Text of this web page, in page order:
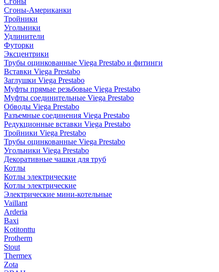
Сгоны-Американки
Тройники
Угольники
Удлинители
Футорки
Эксцентрики
Трубы оцинкованные Viega Prestabo и фитинги
Вставки Viega Prestabo
Заглушки Viega Prestabo
Муфты прямые резьбовые Viega Prestabo
Муфты соединительные Viega Prestabo
Обводы Viega Prestabo
Разъемные соединения Viega Prestabo
Редукционные вставки Viega Prestabo
Тройники Viega Prestabo
Трубы оцинкованные Viega Prestabo
Угольники Viega Prestabo
Декоративные чашки для труб
Котлы
Котлы электрические
Котлы электрические
Электрические мини-котельные
Vaillant
Arderia
Baxi
Kotitonttu
Protherm
Stout
Thermex
Zota